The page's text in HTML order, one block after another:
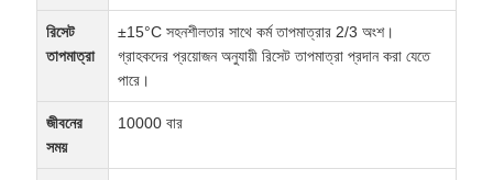
রিসেট
তাপমাত্রা
±15°C সহনশীলতার সাথে কর্ম তাপমাত্রার 2/3 অংশ।
গ্রাহকদের প্রয়োজন অনুযায়ী রিসেট তাপমাত্রা প্রদান করা যেতে
পারে।
জীবনের
সময়
10000 বার